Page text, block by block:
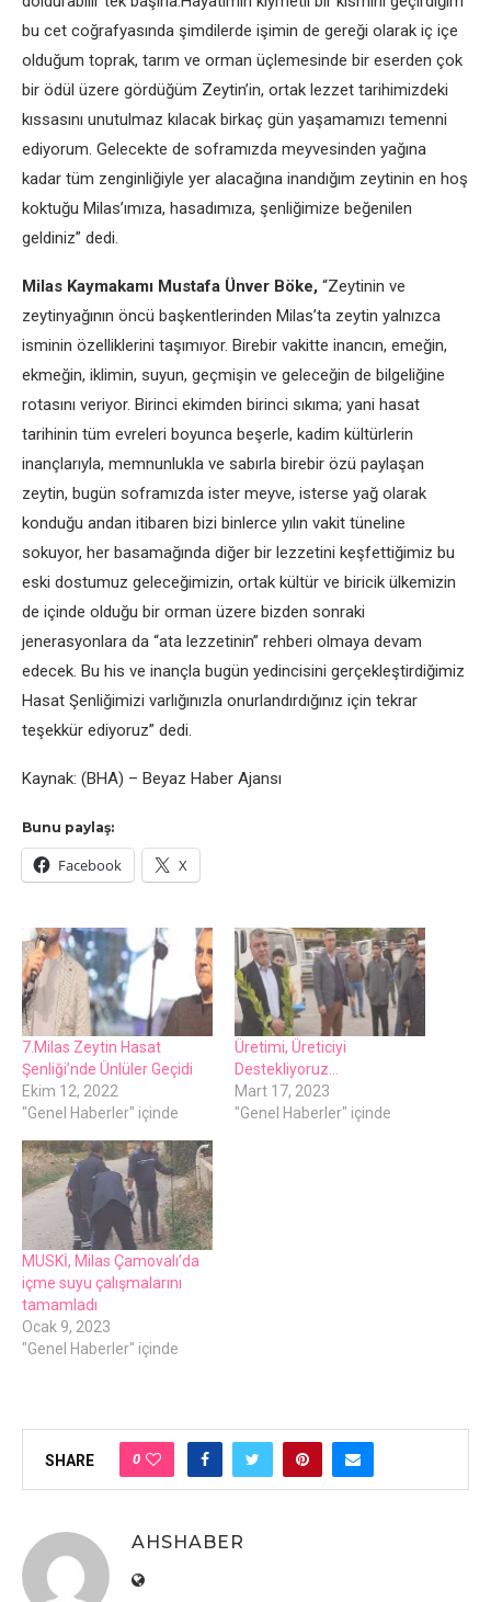
bu cet coğrafyasında şimdilerde işimin de gereği olarak iç içe
olduğum toprak, tarım ve orman üçlemesinde bir eserden çok
bir ödül üzere gördüğüm Zeytin’in, ortak lezzet tarihimizdeki
kıssasını unutulmaz kılacak birkaç gün yaşamamızı temenni
ediyorum. Gelecekte de soframızda meyvesinden yağına
kadar tüm zenginliğiyle yer alacağına inandığım zeytinin en hoş
koktuğu Milas’ımıza, hasadımıza, şenliğimize beğenilen
geldiniz” dedi.
Milas Kaymakamı Mustafa Ünver Böke, “Zeytinin ve
zeytinyağının öncü başkentlerinden Milas’ta zeytin yalnızca
isminin özelliklerini taşımıyor. Birebir vakitte inancın, emeğin,
ekmeğin, iklimin, suyun, geçmişin ve geleceğin de bilgeliğine
rotasını veriyor. Birinci ekimden birinci sıkıma; yani hasat
tarihinin tüm evreleri boyunca beşerle, kadim kültürlerin
inançlarıyla, memnunlukla ve sabırla birebir özü paylaşan
zeytin, bugün soframızda ister meyve, isterse yağ olarak
konduğu andan itibaren bizi binlerce yılın vakit tüneline
sokuyor, her basamağında diğer bir lezzetini keşfettiğimiz bu
eski dostumuz geleceğimizin, ortak kültür ve biricik ülkemizin
de içinde olduğu bir orman üzere bizden sonraki
jenerasyonlara da “ata lezzetinin” rehberi olmaya devam
edecek. Bu his ve inançla bugün yedincisini gerçekleştirdiğimiz
Hasat Şenliğimizi varlığınızla onurlandırdığınız için tekrar
teşekkür ediyoruz” dedi.
Kaynak: (BHA) – Beyaz Haber Ajansı
Bunu paylaş:
Facebook X
7.Milas Zeytin Hasat
Şenliği’nde Ünlüler Geçidi
Ekim 12, 2022
"Genel Haberler" içinde
Üretimi, Üreticiyi
Destekliyoruz…
Mart 17, 2023
"Genel Haberler" içinde
MUSKİ, Milas Çamovalı’da
içme suyu çalışmalarını
tamamladı
Ocak 9, 2023
"Genel Haberler" içinde
SHARE 0
AHSHABER